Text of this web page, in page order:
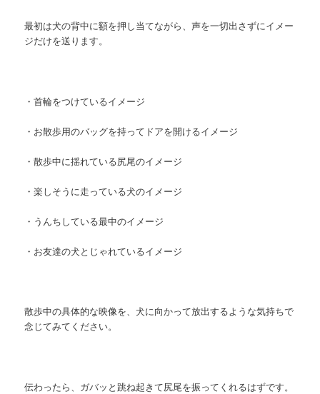
最初は犬の背中に額を押し当てながら、声を一切出さずにイメー
ジだけを送ります。
・首輪をつけているイメージ
・お散歩用のバッグを持ってドアを開けるイメージ
・散歩中に揺れている尻尾のイメージ
・楽しそうに走っている犬のイメージ
・うんちしている最中のイメージ
・お友達の犬とじゃれているイメージ
散歩中の具体的な映像を、犬に向かって放出するような気持ちで
念じてみてください。
伝わったら、ガバッと跳ね起きて尻尾を振ってくれるはずです。